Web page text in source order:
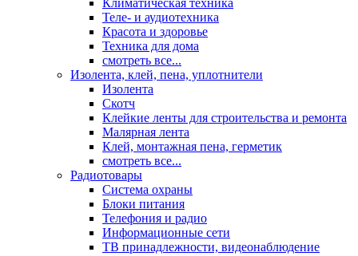
Климатическая техника
Теле- и аудиотехника
Красота и здоровье
Техника для дома
смотреть все...
Изолента, клей, пена, уплотнители
Изолента
Скотч
Клейкие ленты для строительства и ремонта
Малярная лента
Клей, монтажная пена, герметик
смотреть все...
Радиотовары
Система охраны
Блоки питания
Телефония и радио
Информационные сети
ТВ принадлежности, видеонаблюдение